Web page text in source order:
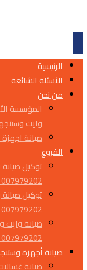
الرئيسية
الأسئلة الشائعة
من نحن
المؤسسة
وايت
صيانة اجهزة
الفروع
توكيل
توكيل
صيانة
صيانة أجهزة
صيانة